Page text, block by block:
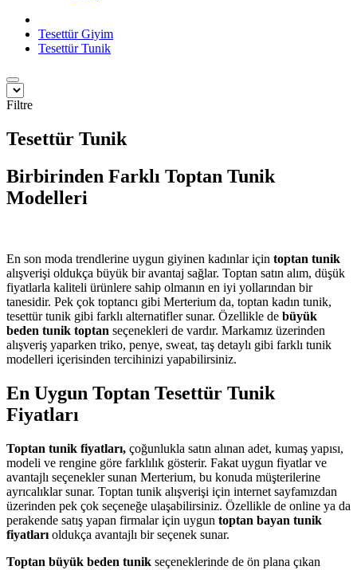
Tesettür Giyim
Tesettür Tunik
Filtre
Tesettür Tunik
Birbirinden Farklı Toptan Tunik
Modelleri
En son moda trendlerine uygun giyinen kadınlar için toptan tunik
alışverişi oldukça büyük bir avantaj sağlar. Toptan satın alım, düşük
fiyatlarla kaliteli ürünlere sahip olmanın en iyi yollarından bir
tanesidir. Pek çok toptancı gibi Merterium da, toptan kadın tunik,
tesettür tunik gibi farklı alternatifler sunar. Özellikle de büyük
beden tunik toptan seçenekleri de vardır. Markamız üzerinden
alışveriş yaparken triko, penye, sweat, taş detaylı gibi farklı tunik
modelleri içerisinden tercihinizi yapabilirsiniz.
En Uygun Toptan Tesettür Tunik
Fiyatları
Toptan tunik fiyatları, çoğunlukla satın alınan adet, kumaş yapısı,
modeli ve rengine göre farklılık gösterir. Fakat uygun fiyatlar ve
avantajlı seçenekler sunan Merterium, bu konuda müşterilerine
ayrıcalıklar sunar. Toptan tunik alışverişi için internet sayfamızdan
üzerinden pek çok seçeneğe ulaşabilirsiniz. Özellikle de online ya da
perakende satış yapan firmalar için uygun toptan bayan tunik
fiyatları oldukça avantajlı bir seçenek sunar.
Toptan büyük beden tunik seçeneklerinde de ön plana çıkan